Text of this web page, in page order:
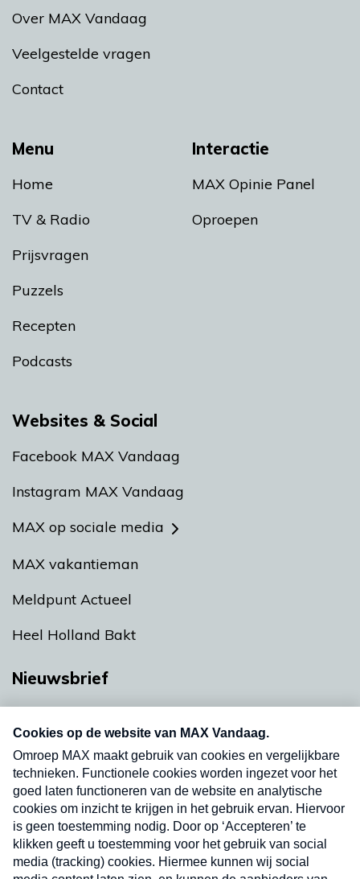
Menu
Home
TV & Radio
Prijsvragen
Puzzels
Recepten
Podcasts
Interactie
MAX Opinie Panel
Oproepen
Over MAX Vandaag
Veelgestelde vragen
Contact
Websites & Social
Facebook MAX Vandaag
Instagram MAX Vandaag
MAX op sociale media
MAX vakantieman
Meldpunt Actueel
Heel Holland Bakt
Nieuwsbrief
nieuwsbrief. Elke vrijdag- en dinsdagochtend in
uw mailbox.
Verzend